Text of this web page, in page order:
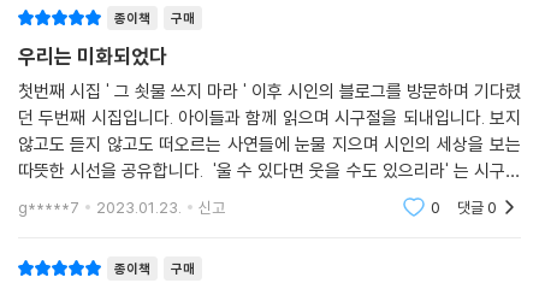
---「청년은 대인관계, 중장년층은 돈, 노인은 건강 때문에 자살을 택했다」
중에서
첫눈이 지상의 허물을 덮던 날.
조금은 착해진 줄 알았는데
며칠도 못 가 세상은
또 한 사람을 죽였습니다.
짜증이 났습니다.
힘없는 이들, 소외된 존재들, 그들의 불안한 밤을 살피며 진심 어린 마음들
을 남겼다. “할 수 있는 것이라고는 우리의 울음이 한발 늦으면 어쩌나 염
려하는 것뿐”일지 몰라도, 댓글 창을 열어 계속 글을 써 내려갔다. 사람이
사람답게 사는 세상이 오면 사회면 뉴스를 떠나 조금은 나른하고 사소한
것에 관하여 쓸 수 있을 거라는 그의 꿈은 아직이지만, 분명히 조금이나마
나아가고 있다고 믿어보기로 한다. ‘평안은 뉴스가 되지 않으나 / 별일 없
는 날을 나는 사랑한다. / 행인들의 따분한 얼굴과 / 그들이 버티어낸 하루
하루들을 기다리며.
종이책 구매
우리는 미화되었다
첫번째 시집 ' 그 쇳물 쓰지 마라 ' 이후 시인의 블로그를 방문하며 기다렸
던 두번째 시집입니다. 아이들과 함께 읽으며 시구절을 되내입니다. 보지
않고도 듣지 않고도 떠오르는 사연들에 눈물 지으며 시인의 세상을 보는
따뜻한 시선을 공유합니다. '울 수 있다면 웃을 수도 있으리라' 는 시구절
처럼 충분히 울고 행복하게 웃고 싶습니다. 모두가 그랬으면 좋겠습니다.
g*****7 2023.01.23. 신고 0 댓글0
종이책 구매